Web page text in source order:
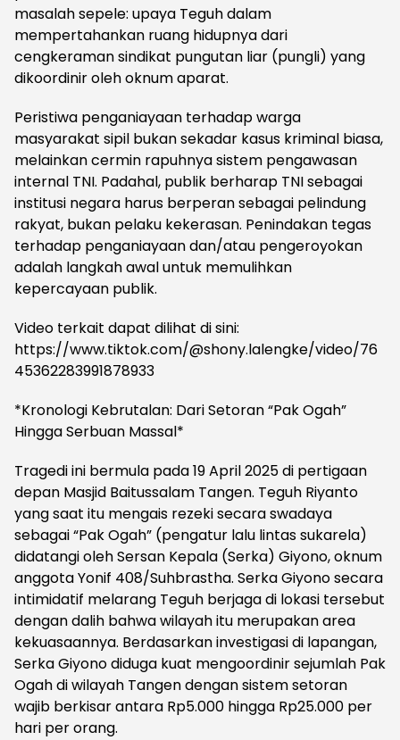
masalah sepele: upaya Teguh dalam
mempertahankan ruang hidupnya dari
cengkeraman sindikat pungutan liar (pungli) yang
dikoordinir oleh oknum aparat.
Peristiwa penganiayaan terhadap warga
masyarakat sipil bukan sekadar kasus kriminal biasa,
melainkan cermin rapuhnya sistem pengawasan
internal TNI. Padahal, publik berharap TNI sebagai
institusi negara harus berperan sebagai pelindung
rakyat, bukan pelaku kekerasan. Penindakan tegas
terhadap penganiayaan dan/atau pengeroyokan
adalah langkah awal untuk memulihkan
kepercayaan publik.
Video terkait dapat dilihat di sini:
https://www.tiktok.com/@shony.lalengke/video/76
45362283991878933
*Kronologi Kebrutalan: Dari Setoran “Pak Ogah”
Hingga Serbuan Massal*
Tragedi ini bermula pada 19 April 2025 di pertigaan
depan Masjid Baitussalam Tangen. Teguh Riyanto
yang saat itu mengais rezeki secara swadaya
sebagai “Pak Ogah” (pengatur lalu lintas sukarela)
didatangi oleh Sersan Kepala (Serka) Giyono, oknum
anggota Yonif 408/Suhbrastha. Serka Giyono secara
intimidatif melarang Teguh berjaga di lokasi tersebut
dengan dalih bahwa wilayah itu merupakan area
kekuasaannya. Berdasarkan investigasi di lapangan,
Serka Giyono diduga kuat mengoordinir sejumlah Pak
Ogah di wilayah Tangen dengan sistem setoran
wajib berkisar antara Rp5.000 hingga Rp25.000 per
hari per orang.